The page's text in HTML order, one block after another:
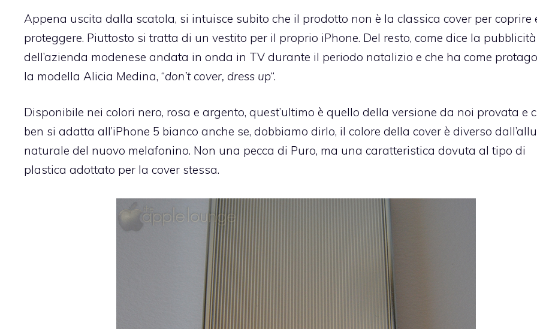
Appena uscita dalla scatola, si intuisce subito che il prodotto non è la classica cover per coprire
proteggere. Piuttosto si tratta di un vestito per il proprio iPhone. Del resto, come dice la pubblicità
dell’azienda modenese andata in onda in TV durante il periodo natalizio e che ha come
la modella Alicia Medina, “don’t cover, dress up“.
Disponibile nei colori nero, rosa e argento, quest’ultimo è quello della versione da noi provata e
ben si adatta all’iPhone 5 bianco anche se, dobbiamo dirlo, il colore della cover è diverso
naturale del nuovo melafonino. Non una pecca di Puro, ma una caratteristica dovuta al tipo di
plastica adottato per la cover stessa.